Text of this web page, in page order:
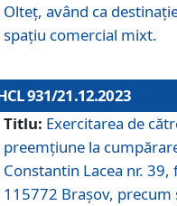
Olteț, având ca
spațiu comercial mixt.
931/21.12.2023
Titlu: Exercitarea de
preemțiune la
Constantin Lacea nr. 39,
115772 Brașov,